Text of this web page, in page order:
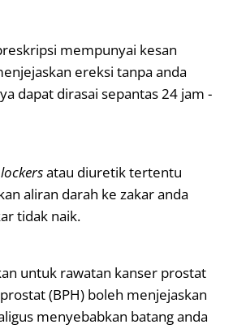
mempunyai kesan
ereksi tanpa anda
dapat dirasai sepantas 24 jam -
atau diuretik tertentu
aliran darah ke zakar anda
tidak naik.
untuk rawatan kanser prostat
(BPH) boleh menjejaskan
menyebabkan batang anda